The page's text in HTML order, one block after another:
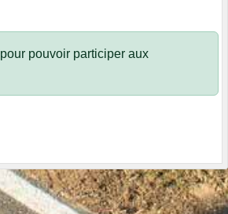
pour pouvoir participer aux